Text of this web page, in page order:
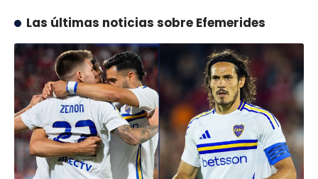
Las últimas noticias sobre Efemerides